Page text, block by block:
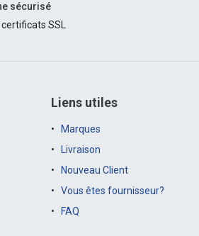
sécurisé
SSL
Liens utiles
Marques
Livraison
Nouveau Client
Vous êtes fournisseur?
FAQ